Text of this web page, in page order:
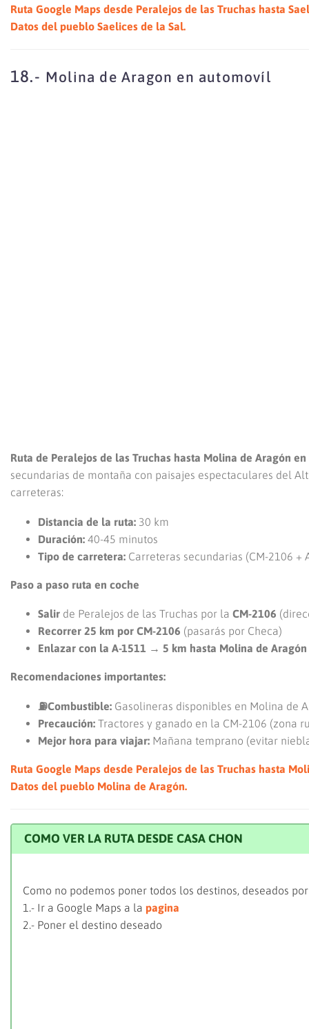
Ruta Google Maps desde Peralejos de las Truchas hasta
Datos del pueblo Saelices de la Sal.
18.- Molina de Aragon en automovíl
Ruta de Peralejos de las Truchas hasta Molina de Aragón
secundarias de montaña con paisajes espectaculares del
carreteras:
Distancia de la ruta: 30 km
Duración: 40-45 minutos
Tipo de carretera: Carreteras secundarias (CM-2106 +
Paso a paso ruta en coche
Salir de Peralejos de las Truchas por la CM-2106
Recorrer 25 km por CM-2106 (pasarás por Checa)
Enlazar con la A-1511 → 5 km hasta Molina de Aragón
Recomendaciones importantes:
⛽Combustible: Gasolineras disponibles en Molina de
Precaución: Tractores y ganado en la CM-2106 (zona
Mejor hora para viajar: Mañana temprano (evitar
Ruta Google Maps desde Peralejos de las Truchas hasta
Datos del pueblo Molina de Aragón.
COMO VER LA RUTA DESDE CASA CHON
Como no podemos poner todos los destinos, deseados
1.- Ir a Google Maps a la pagina
2.- Poner el destino deseado